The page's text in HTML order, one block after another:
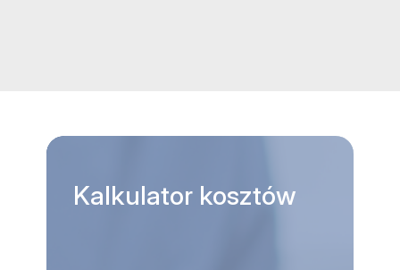
Kalkulator kosztów